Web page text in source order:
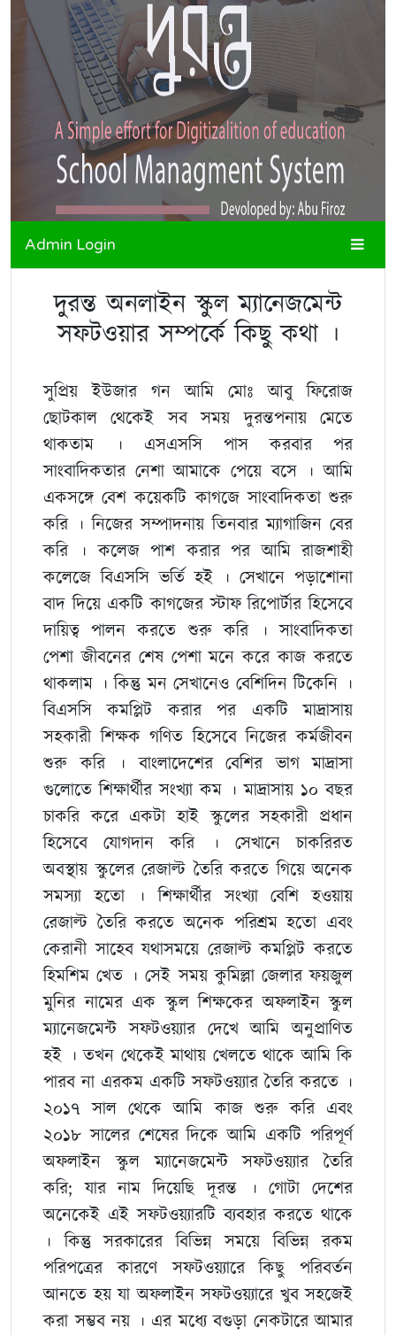
Admin Login
দুরন্ত অনলাইন স্কুল ম্যানেজমেন্ট
সফটওয়ার সম্পর্কে কিছু কথা ।
সুপ্রিয় ইউজার গন আমি মোঃ আবু ফিরোজ
ছোটকাল থেকেই সব সময় দুরন্তপনায় মেতে
থাকতাম । এসএসসি পাস করবার পর
সাংবাদিকতার নেশা আমাকে পেয়ে বসে । আমি
একসঙ্গে বেশ কয়েকটি কাগজে সাংবাদিকতা শুরু
করি । নিজের সম্পাদনায় তিনবার ম্যাগাজিন বের
করি । কলেজ পাশ করার পর আমি রাজশাহী
কলেজে বিএসসি ভর্তি হই । সেখানে পড়াশোনা
বাদ দিয়ে একটি কাগজের স্টাফ রিপোর্টার হিসেবে
দায়িত্ব পালন করতে শুরু করি । সাংবাদিকতা
পেশা জীবনের শেষ পেশা মনে করে কাজ করতে
থাকলাম । কিন্তু মন সেখানেও বেশিদিন টিকেনি ।
বিএসসি কমপ্লিট করার পর একটি মাদ্রাসায়
সহকারী শিক্ষক গণিত হিসেবে নিজের কর্মজীবন
শুরু করি । বাংলাদেশের বেশির ভাগ মাদ্রাসা
গুলোতে শিক্ষার্থীর সংখ্যা কম । মাদ্রাসায় ১০ বছর
চাকরি করে একটা হাই স্কুলের সহকারী প্রধান
হিসেবে যোগদান করি । সেখানে চাকরিরত
অবস্থায় স্কুলের রেজাল্ট তৈরি করতে গিয়ে অনেক
সমস্যা হতো । শিক্ষার্থীর সংখ্যা বেশি হওয়ায়
রেজাল্ট তৈরি করতে অনেক পরিশ্রম হতো এবং
কেরানী সাহেব যথাসময়ে রেজাল্ট কমপ্লিট করতে
হিমশিম খেত । সেই সময় কুমিল্লা জেলার ফয়জুল
মুনির নামের এক স্কুল শিক্ষকের অফলাইন স্কুল
ম্যানেজমেন্ট সফটওয়্যার দেখে আমি অনুপ্রাণিত
হই । তখন থেকেই মাথায় খেলতে থাকে আমি কি
পারব না এরকম একটি সফটওয়্যার তৈরি করতে ।
২০১৭ সাল থেকে আমি কাজ শুরু করি এবং
২০১৮ সালের শেষের দিকে আমি একটি পরিপূর্ণ
অফলাইন স্কুল ম্যানেজমেন্ট সফটওয়্যার তৈরি
করি; যার নাম দিয়েছি দূরন্ত । গোটা দেশের
অনেকেই এই সফটওয়্যারটি ব্যবহার করতে থাকে
। কিন্তু সরকারের বিভিন্ন সময়ে বিভিন্ন রকম
পরিপত্রের কারণে সফটওয়্যারে কিছু পরিবর্তন
আনতে হয় যা অফলাইন সফটওয়্যারে খুব সহজেই
করা সম্ভব নয় । এর মধ্যে বগুড়া নেকটারে আমার